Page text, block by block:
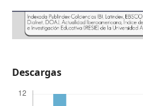
Descargas